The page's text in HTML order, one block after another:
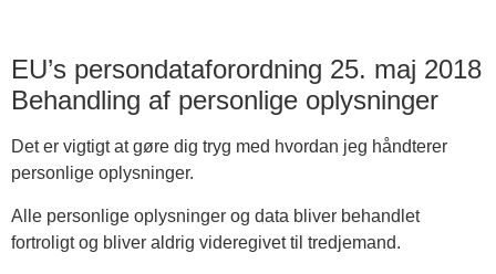
EU’s persondataforordning 25. maj 2018
Behandling af personlige oplysninger
Det er vigtigt at gøre dig tryg med hvordan jeg håndterer
personlige oplysninger.
Alle personlige oplysninger og data bliver behandlet
fortroligt og bliver aldrig videregivet til tredjemand.